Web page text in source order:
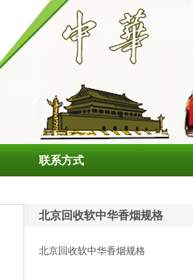
联系方式
北京回收软中华香烟规格
北京回收软中华香烟规格